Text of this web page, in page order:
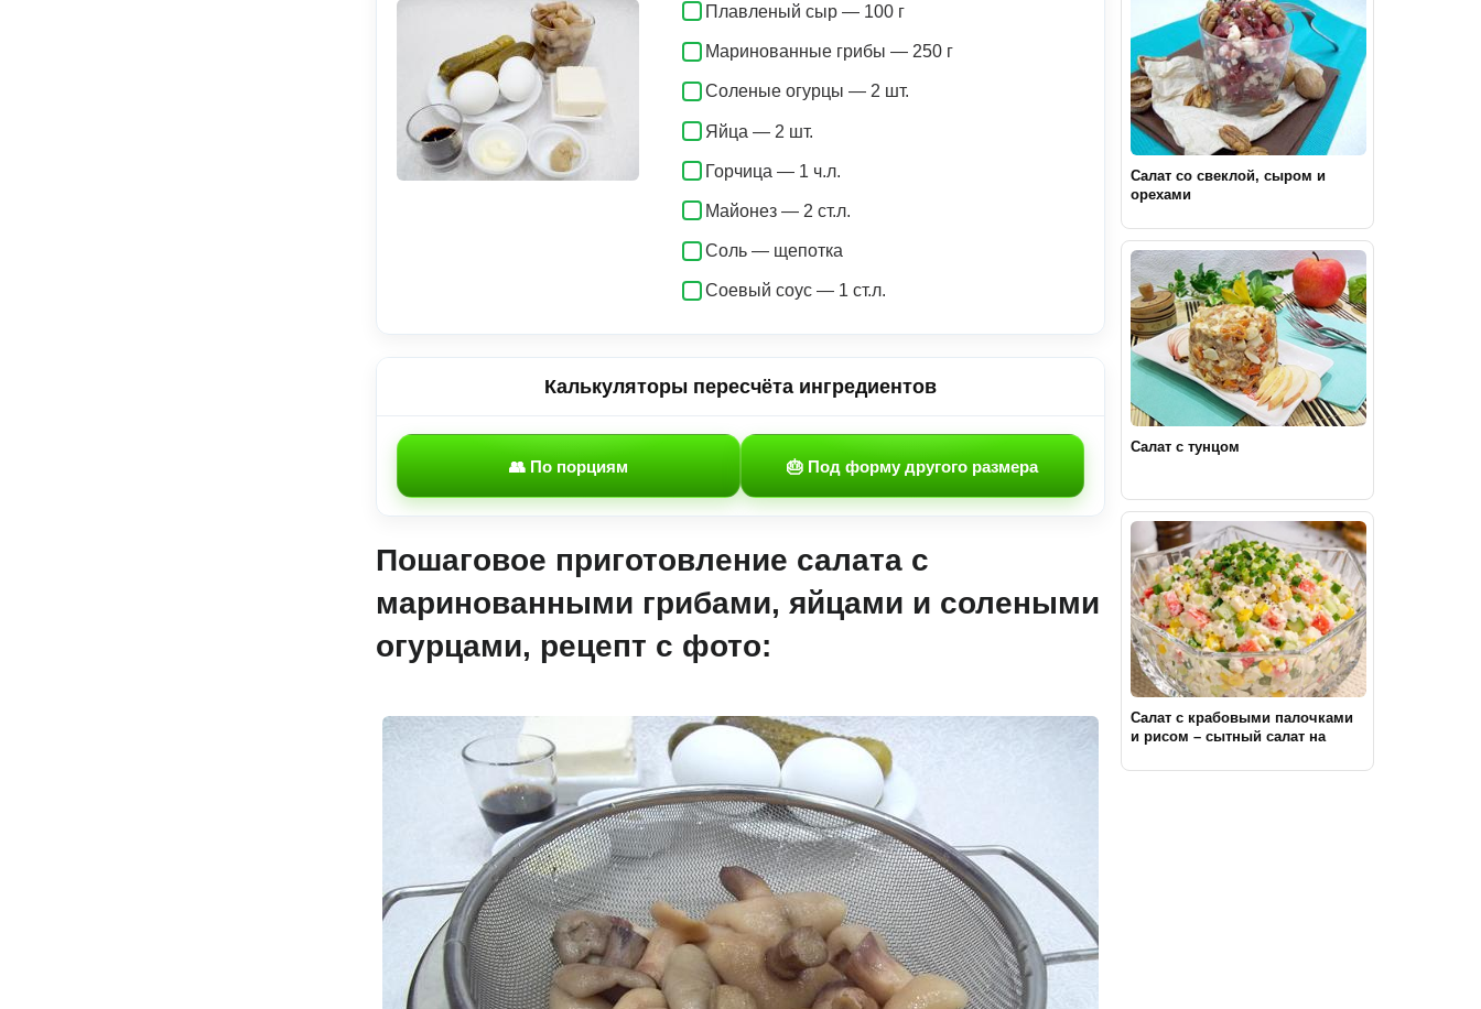
Салат со свеклой, сыром и
орехами
Салат с тунцом
Салат с крабовыми палочками
и рисом – сытный салат на
Плавленый сыр — 100 г
Маринованные грибы — 250 г
Соленые огурцы — 2 шт.
Яйца — 2 шт.
Горчица — 1 ч.л.
Майонез — 2 ст.л.
Соль — щепотка
Соевый соус — 1 ст.л.
Калькуляторы пересчёта ингредиентов
👥 По порциям 🎂 Под форму другого размера
Пошаговое приготовление салата с
маринованными грибами, яйцами и солеными
огурцами, рецепт с фото: